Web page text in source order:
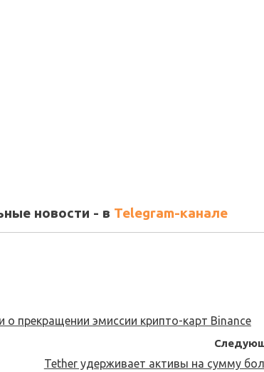
новости - в Telegram-канале
прекращении эмиссии крипто-карт Binance
Tether удерживает активы на сумму